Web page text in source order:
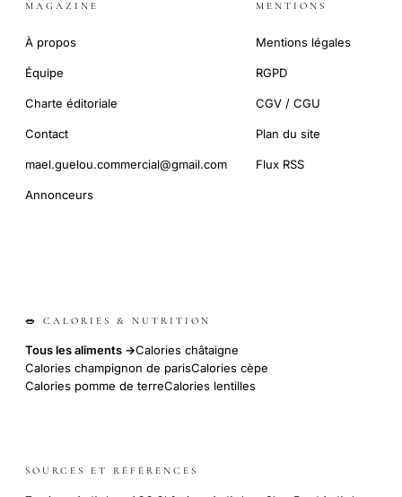
MAGAZINE
À propos
Équipe
Charte éditoriale
Contact
mael.guelou.commercial@gmail.com
Annonceurs
MENTIONS
Mentions légales
RGPD
CGV / CGU
Plan du site
Flux RSS
🥗 CALORIES & NUTRITION
Tous les aliments →Calories châtaigne
Calories champignon de parisCalories cèpe
Calories pomme de terreCalories lentilles
SOURCES ET RÉFÉRENCES